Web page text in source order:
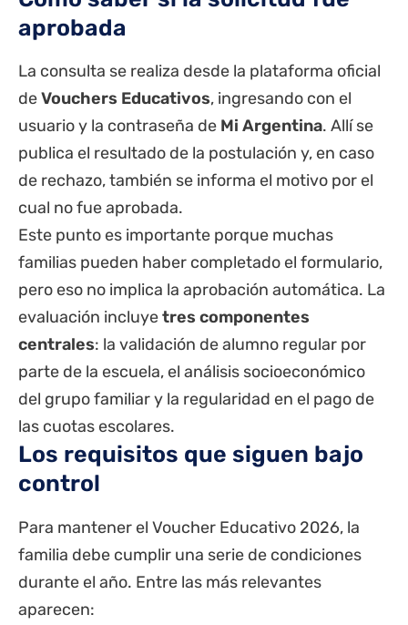
aprobada
La consulta se realiza desde la plataforma oficial
deVouchers Educativos, ingresando con el
usuario y la contraseña de Mi Argentina. Allí se
publica el resultado de la postulación y, en caso
de rechazo, también se informa el motivo por el
cual no fue aprobada.
Este punto es importante porque muchas
familias pueden haber completado el formulario,
pero eso no implica la aprobación automática. La
evaluación incluyetres componentes
centrales: la validación de alumno regular por
parte de la escuela, el análisis socioeconómico
del grupo familiar y la regularidad en el pago de
las cuotas escolares.
Los requisitos que siguen bajo
control
Para mantener el Voucher Educativo 2026, la
familia debe cumplir una serie de condiciones
durante el año. Entre las más relevantes
aparecen: